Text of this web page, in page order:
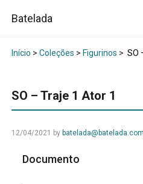
Batelada
Início > Coleções > Figurinos > SO
SO – Traje 1 Ator 1
12/04/2021 by batelada@batelada.com
Documento